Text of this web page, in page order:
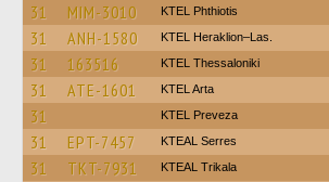
31 MIM-3010 ΚΤΕL Phthiotis
31 ANH-1580 KTEL Heraklion–Las.
31 163516 KTEL Thessaloniki
31 ATE-1601 KTEL Arta
31 KTEL Preveza
31 EPT-7457 KTEAL Serres
31 TKT-7931 KTEAL Trikala